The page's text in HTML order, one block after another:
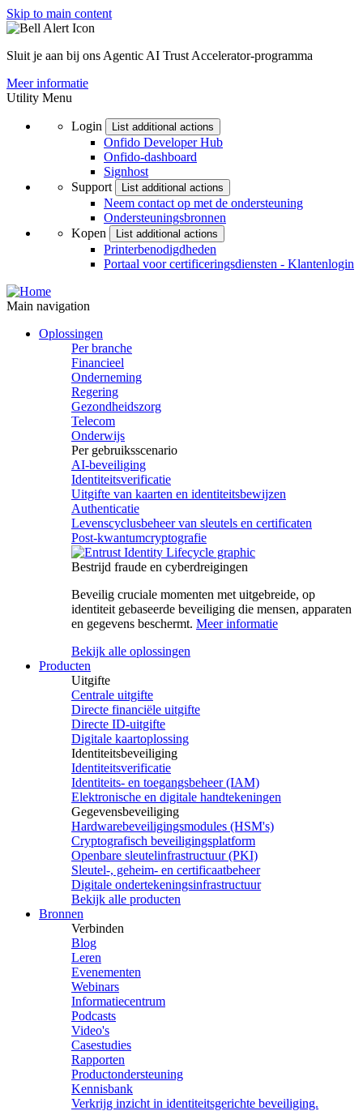
Skip to main content
Sluit je aan bij ons Agentic AI Trust Accelerator-programma
Meer informatie
Utility Menu
Login List additional actions
Onfido Developer Hub
Onfido-dashboard
Signhost
Support
List additional actions
Neem contact op met de ondersteuning
Ondersteuningsbronnen
Kopen
List additional actions
Printerbenodigdheden
Portaal voor certificeringsdiensten - Klantenlogin
Main navigation
Oplossingen
Per branche
Financieel
Onderneming
Regering
Gezondheidszorg
Telecom
Onderwijs
Per gebruiksscenario
AI-beveiliging
Identiteitsverificatie
Uitgifte van kaarten en identiteitsbewijzen
Authenticatie
Levenscyclusbeheer van sleutels en certificaten
Post-kwantumcryptografie
Bestrijd fraude en cyberdreigingen
Beveilig cruciale momenten met uitgebreide, op
identiteit gebaseerde beveiliging die mensen, apparaten
en gegevens beschermt. Meer informatie
Bekijk alle oplossingen
Producten
Uitgifte
Centrale uitgifte
Directe financiële uitgifte
Directe ID-uitgifte
Digitale kaartoplossing
Identiteitsbeveiliging
Identiteitsverificatie
Identiteits- en toegangsbeheer (IAM)
Elektronische en digitale handtekeningen
Gegevensbeveiliging
Hardwarebeveiligingsmodules (HSM's)
Cryptografisch beveiligingsplatform
Openbare sleutelinfrastructuur (PKI)
Sleutel-, geheim- en certificaatbeheer
Digitale ondertekeningsinfrastructuur
Bekijk alle producten
Bronnen
Verbinden
Blog
Leren
Evenementen
Webinars
Informatiecentrum
Podcasts
Video's
Casestudies
Rapporten
Productondersteuning
Kennisbank
Verkrijg inzicht in identiteitsgerichte beveiliging.